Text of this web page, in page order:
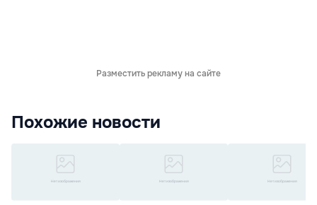
Разместить рекламу на сайте
Похожие новости